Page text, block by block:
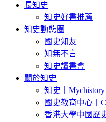
長知史
知史好書推薦
知史動態圈
國史知友
知無不言
知史讀書會
關於知史
知史丨Mychistory
國史教育中心丨
香港大學中國歷